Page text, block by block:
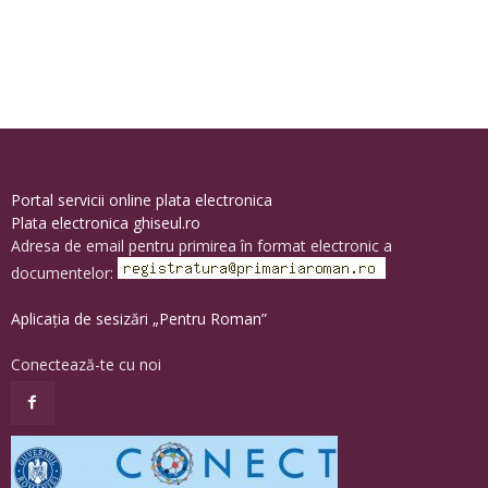
Portal servicii online plata electronica
Plata electronica ghiseul.ro
Adresa de email pentru primirea în format electronic a
documentelor:
Aplicația de sesizări „Pentru Roman”
Conectează-te cu noi